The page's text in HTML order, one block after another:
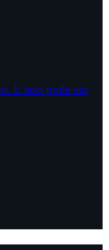
E isso pode ser